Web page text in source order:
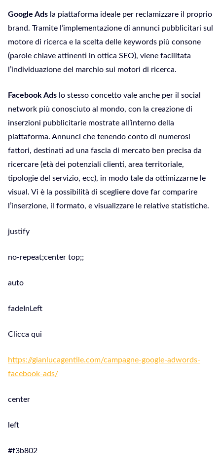
Google Ads la piattaforma ideale per reclamizzare il proprio
brand. Tramite l’implementazione di annunci pubblicitari sul
motore di ricerca e la scelta delle keywords più consone
(parole chiave attinenti in ottica SEO), viene facilitata
l’individuazione del marchio sui motori di ricerca.
Facebook Ads lo stesso concetto vale anche per il social
network più conosciuto al mondo, con la creazione di
inserzioni pubblicitarie mostrate all’interno della
piattaforma. Annunci che tenendo conto di numerosi
fattori, destinati ad una fascia di mercato ben precisa da
ricercare (età dei potenziali clienti, area territoriale,
tipologie del servizio, ecc), in modo tale da ottimizzarne le
visual. Vi è la possibilità di scegliere dove far comparire
l’inserzione, il formato, e visualizzare le relative statistiche.
justify
no-repeat;center top;;
auto
fadeInLeft
Clicca qui
https://gianlucagentile.com/campagne-google-adwords-
facebook-ads/
center
left
#f3b802